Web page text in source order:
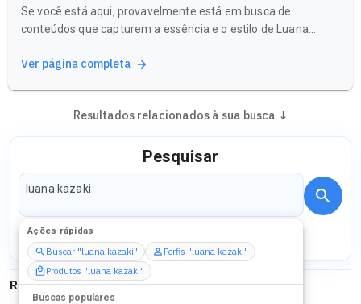
Se você está aqui, provavelmente está em busca de
conteúdos que capturem a essência e o estilo de Luana
de 18 anos, você pode explorar uma variedade de criadoras e
Ver página completa
Resultados relacionados à sua busca ↓
Pesquisar
Ações rápidas
Buscar "luana kazaki"
Perfis "luana kazaki"
Produtos "luana kazaki"
Buscas populares
Perfis
Resultados para"luana kazaki"